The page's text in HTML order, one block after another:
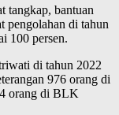
tangkap, bantuan
pengolahan di tahun
100 persen.
di tahun 2022
976 orang di
orang di BLK